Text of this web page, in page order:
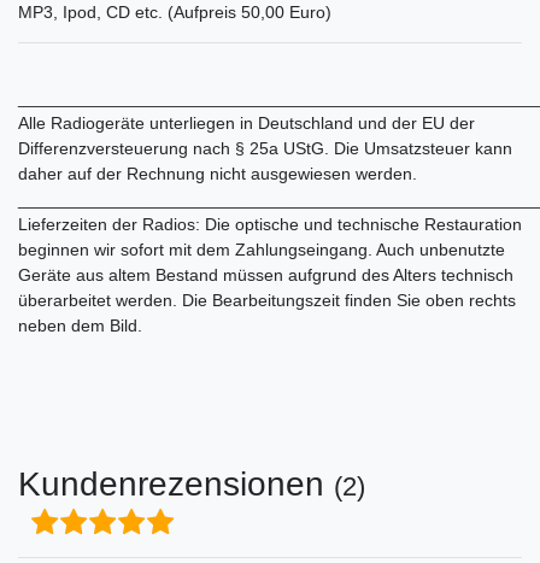
MP3, Ipod, CD etc. (Aufpreis 50,00 Euro)
Alle Radiogeräte unterliegen in Deutschland und der EU der
Differenzversteuerung nach § 25a UStG. Die Umsatzsteuer kann
daher auf der Rechnung nicht ausgewiesen werden.
Lieferzeiten der Radios: Die optische und technische Restauration
beginnen wir sofort mit dem Zahlungseingang. Auch unbenutzte
Geräte aus altem Bestand müssen aufgrund des Alters technisch
überarbeitet werden. Die Bearbeitungszeit finden Sie oben rechts
neben dem Bild.
Kundenrezensionen (2)